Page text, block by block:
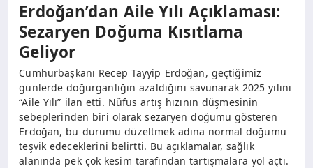
Erdoğan’dan Aile Yılı Açıklaması:
Sezaryen Doğuma Kısıtlama
Geliyor
Cumhurbaşkanı Recep Tayyip Erdoğan, geçtiğimiz
günlerde doğurganlığın azaldığını savunarak 2025 yılını
“Aile Yılı” ilan etti. Nüfus artış hızının düşmesinin
sebeplerinden biri olarak sezaryen doğumu gösteren
Erdoğan, bu durumu düzeltmek adına normal doğumu
teşvik edeceklerini belirtti. Bu açıklamalar, sağlık
alanında pek çok kesim tarafından tartışmalara yol açtı.